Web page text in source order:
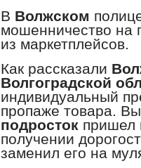
В Волжском
мошенничество на
из маркетплейсов.
Как рассказали
Волгоградской
индивидуальный
пропаже товара.
подросток пришел
получении
заменил его на